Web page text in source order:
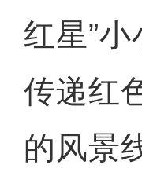
红星”
传递红
的风景